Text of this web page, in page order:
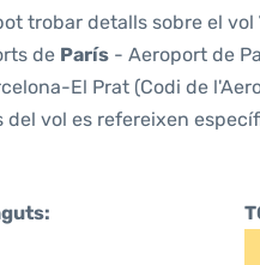
trobar detalls sobre el vol
de París - Aeroport de
El Prat (Codi de
del vol es refereixen